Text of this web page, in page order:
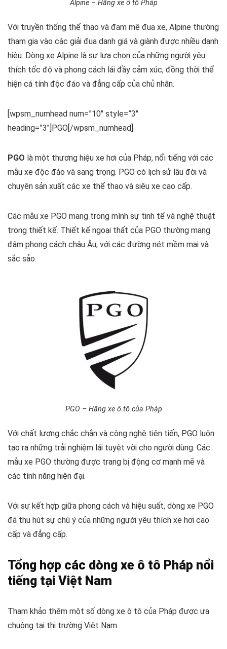
Alpine – Hãng xe ô tô Pháp
Với truyền thống thể thao và đam mê đua xe, Alpine thường
tham gia vào các giải đua danh giá và giành được nhiều danh
hiệu. Dòng xe Alpine là sự lựa chọn của những người yêu
thích tốc độ và phong cách lái đầy cảm xúc, đồng thời thể
hiện cá tính độc đáo và đẳng cấp của chủ nhân.
[wpsm_numhead num=”10″ style=”3″
heading=”3″]PGO[/wpsm_numhead]
PGO là một thương hiệu xe hơi của Pháp, nổi tiếng với các
mẫu xe độc đáo và sang trọng. PGO có lịch sử lâu đời và
chuyên sản xuất các xe thể thao và siêu xe cao cấp.
Các mẫu xe PGO mang trong mình sự tinh tế và nghệ thuật
trong thiết kế. Thiết kế ngoại thất của PGO thường mang
đậm phong cách châu Âu, với các đường nét mềm mại và
sắc sảo.
PGO – Hãng xe ô tô của Pháp
Với chất lượng chắc chắn và công nghệ tiên tiến, PGO luôn
tạo ra những trải nghiệm lái tuyệt vời cho người dùng. Các
mẫu xe PGO thường được trang bị động cơ mạnh mẽ và
các tính năng hiện đại.
Với sự kết hợp giữa phong cách và hiệu suất, dòng xe PGO
đã thu hút sự chú ý của những người yêu thích xe hơi cao
cấp và đẳng cấp.
Tổng hợp các dòng xe ô tô Pháp nổi
tiếng tại Việt Nam
Tham khảo thêm một số dòng xe ô tô của Pháp được ưa
chuộng tại thị trường Việt Nam.